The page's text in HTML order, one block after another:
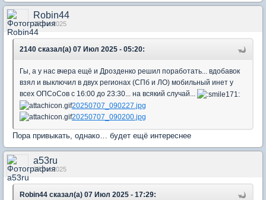
Robin44
07 Jul 2025
2140 сказал(а) 07 Июл 2025 - 05:20:
Гы, а у нас вчера ещё и Дрозденко решил поработать... вдобавок
взял и выключил в двух регионах (СПб и ЛО) мобильный инет у
всех ОПСоСов с 16:00 до 23:30... на всякий случай...
20250707_090227.jpg
20250707_090200.jpg
Пора привыкать, однако… будет ещё интереснее
a53ru
07 Jul 2025
Robin44 сказал(а) 07 Июл 2025 - 17:29: